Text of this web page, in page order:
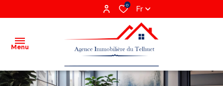
0 Fr
Menu